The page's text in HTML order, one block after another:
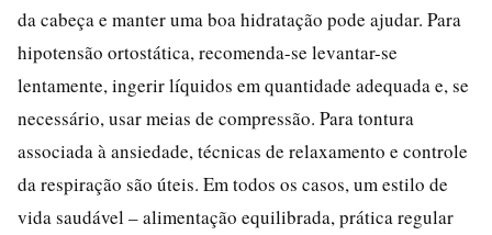
da cabeça e manter uma boa hidratação pode ajudar. Para
hipotensão ortostática, recomenda-se levantar-se
lentamente, ingerir líquidos em quantidade adequada e, se
necessário, usar meias de compressão. Para tontura
associada à ansiedade, técnicas de relaxamento e controle
da respiração são úteis. Em todos os casos, um estilo de
vida saudável – alimentação equilibrada, prática regular